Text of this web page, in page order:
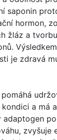
saponin
hormon,
žláz a
je zdravá
pomáhá
a má
adaptogen
zvyšuje